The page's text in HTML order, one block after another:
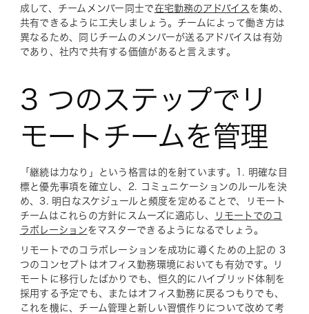
成して、チームメンバー同士で在宅勤務のアドバイス を集め、
共有できるように工夫しましょう。チームによって働き方は
異なるため、同じチームのメンバーが送るアドバイスは有効
であり、社内で共有する価値があると言えます。
3 つのステップでリ
モートチームを管理
「継続は力なり」という格言は的を射ています。1. 明確な目
標と優先事項を確立し、2. コミュニケーションのルールを決
め、3. 明白なスケジュールと頻度を定めることで、リモート
チームはこれらの方針にスムーズに適応し、
リモートでのコ
ラボレーションをマスターできるようになるでしょう。
リモートでのコラボレーションを成功に導くための上記の 3
つのコンセプトはオフィス勤務環境においても有効です。リ
モートに移行したばかりでも、恒久的にハイブリッド体制を
採用する予定でも、またはオフィス勤務に戻るつもりでも、
これを機に、チーム管理と新しい習慣作りについて改めて考